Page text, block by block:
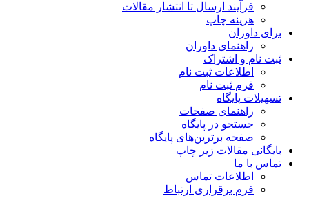
فرآیند ارسال تا انتشار مقالات
هزینه چاپ
برای داوران
راهنمای داوران
ثبت نام و اشتراک
اطلاعات ثبت نام
فرم ثبت نام
تسهیلات پایگاه
راهنمای صفحات
جستجو در پایگاه
صفحه برترین‌های پایگاه
بایگانی مقالات زیر چاپ
تماس با ما
اطلاعات تماس
فرم برقراری ارتباط